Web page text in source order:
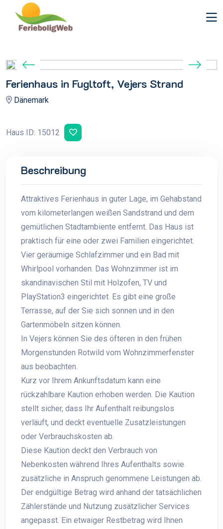
Ferienhaus in Fugltoft, Vejers Strand
Dänemark
Haus ID: 15012
Beschreibung
Attraktives Ferienhaus in guter Lage, im Gehabstand
vom kilometerlangen weißen Sandstrand und dem
gemütlichen Stadtambiente entfernt. Das Haus ist
praktisch für eine oder zwei Familien eingerichtet.
Vier geräumige Schlafzimmer und ein Bad mit
Whirlpool vorhanden. Das Wohnzimmer ist im
skandinavischen Stil mit Holzofen, TV und
PlayStation3 eingerichtet. Es gibt eine große
Terrasse, auf der Sie sich sonnen und in den
Gartenmöbeln sitzen können.
In Vejers können Sie des öfteren in den frühen
Morgenstunden Rotwild vom Wohnzimmerfenster
aus beobachten.
Kurz vor Ihrem Ankunftsdatum kann eine
rückzahlbare Kaution erhoben werden. Die Kaution
stellt sicher, dass Ihr Aufenthalt reibungslos
verläuft, und deckt eventuelle Zusatzleistungen
oder Verbrauchskosten ab.
Diese Kaution deckt den Verbrauch von
Nebenkosten während Ihres Aufenthalts sowie
zusätzliche in Anspruch genommene Leistungen ab.
Der endgültige Betrag wird anhand der tatsächlichen
Zählerstände und Nutzung zusätzlicher Services
angepasst. Ein etwaiger Restbetrag wird Ihnen